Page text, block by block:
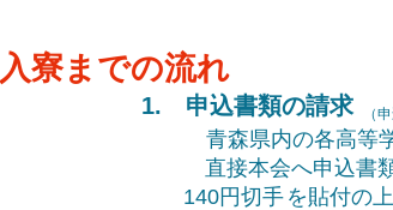
入寮までの流れ
1. 申込書類の請求 （
青森県内の各高等
直接本会へ申込書
140円切手 を貼付の上